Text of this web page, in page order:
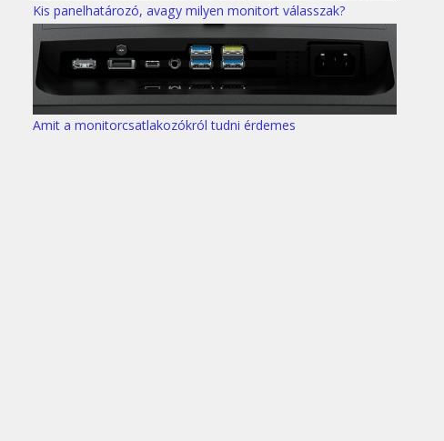
Kis panelhatározó, avagy milyen monitort válasszak?
Amit a monitorcsatlakozókról tudni érdemes